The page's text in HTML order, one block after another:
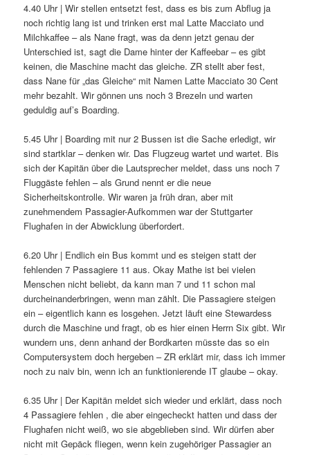
4.40 Uhr | Wir stellen entsetzt fest, dass es bis zum Abflug ja
noch richtig lang ist und trinken erst mal Latte Macciato und
Milchkaffee – als Nane fragt, was da denn jetzt genau der
Unterschied ist, sagt die Dame hinter der Kaffeebar – es gibt
keinen, die Maschine macht das gleiche. ZR stellt aber fest,
dass Nane für „das Gleiche“ mit Namen Latte Macciato 30 Cent
mehr bezahlt. Wir gönnen uns noch 3 Brezeln und warten
geduldig auf’s Boarding.
5.45 Uhr | Boarding mit nur 2 Bussen ist die Sache erledigt, wir
sind startklar – denken wir. Das Flugzeug wartet und wartet. Bis
sich der Kapitän über die Lautsprecher meldet, dass uns noch 7
Fluggäste fehlen – als Grund nennt er die neue
Sicherheitskontrolle. Wir waren ja früh dran, aber mit
zunehmendem Passagier-Aufkommen war der Stuttgarter
Flughafen in der Abwicklung überfordert.
6.20 Uhr | Endlich ein Bus kommt und es steigen statt der
fehlenden 7 Passagiere 11 aus. Okay Mathe ist bei vielen
Menschen nicht beliebt, da kann man 7 und 11 schon mal
durcheinanderbringen, wenn man zählt. Die Passagiere steigen
ein – eigentlich kann es losgehen. Jetzt läuft eine Stewardess
durch die Maschine und fragt, ob es hier einen Herrn Six gibt. Wir
wundern uns, denn anhand der Bordkarten müsste das so ein
Computersystem doch hergeben – ZR erklärt mir, dass ich immer
noch zu naiv bin, wenn ich an funktionierende IT glaube – okay.
6.35 Uhr | Der Kapitän meldet sich wieder und erklärt, dass noch
4 Passagiere fehlen , die aber eingecheckt hatten und dass der
Flughafen nicht weiß, wo sie abgeblieben sind. Wir dürfen aber
nicht mit Gepäck fliegen, wenn kein zugehöriger Passagier an